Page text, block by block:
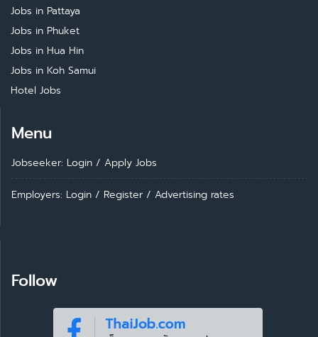
Jobs in Pattaya
Jobs in Phuket
Jobs in Hua Hin
Jobs in Koh Samui
Hotel Jobs
Menu
Jobseeker: Login / Apply Jobs
Employers: Login / Register / Advertising rates
Follow